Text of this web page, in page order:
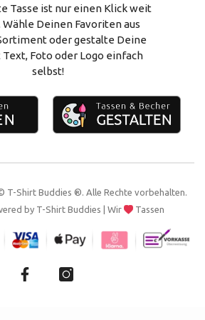
Tasse ist nur einen Klick weit
Deinen Favoriten aus
oder gestalte Deine
Text, Foto oder Logo einfach
selbst!
T-Shirt Buddies ®. Alle Rechte vorbehalten.
by T-Shirt Buddies | Wir Tassen